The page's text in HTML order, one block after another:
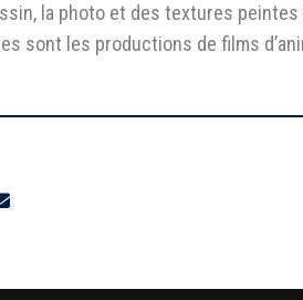
la photo et des textures peintes
sont les productions de films